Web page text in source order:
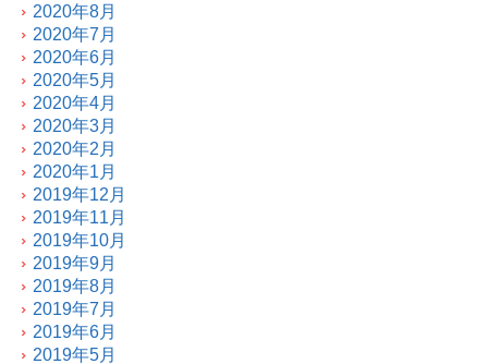
2020年8月
2020年7月
2020年6月
2020年5月
2020年4月
2020年3月
2020年2月
2020年1月
2019年12月
2019年11月
2019年10月
2019年9月
2019年8月
2019年7月
2019年6月
2019年5月